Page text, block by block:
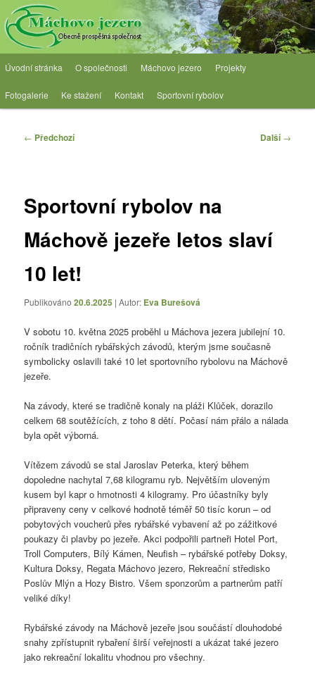
Přejít
k
hlavnímu
obsahu
webu OPS Máchovo jezero
Obecně prospěšná společnost
Hlavní
menu
Úvodní stránka O společnosti Máchovo jezero Projekty
Fotogalerie Ke stažení Kontakt Sportovní rybolov
Navigace
← Předchozí Další→
Sportovní rybolov na
Máchově jezeře letos slaví
10 let!
Publikováno20.6.2025 | Autor: Eva Burešová
V sobotu 10. května 2025 proběhl u Máchova jezera jubilejní 10.
ročník tradičních rybářských závodů, kterým jsme současně
symbolicky oslavili také 10 let sportovního rybolovu na Máchově
jezeře.
Na závody, které se tradičně konaly na pláži Klůček, dorazilo
celkem 68 soutěžících, z toho 8 dětí. Počasí nám přálo a nálada
byla opět výborná.
Vítězem závodů se stal Jaroslav Peterka, který během
dopoledne nachytal 7,68 kilogramu ryb. Největším uloveným
kusem byl kapr o hmotnosti 4 kilogramy. Pro účastníky byly
připraveny ceny v celkové hodnotě téměř 50 tisíc korun – od
pobytových voucherů přes rybářské vybavení až po zážitkové
poukazy či plavby po jezeře. Akci podpořili partneři Hotel Port,
Troll Computers, Bílý Kámen, Neufish – rybářské potřeby Doksy,
Kultura Doksy, Regata Máchovo jezero, Rekreační středisko
Poslův Mlýn a Hozy Bistro. Všem sponzorům a partnerům patří
veliké díky!
Rybářské závody na Máchově jezeře jsou součástí dlouhodobé
snahy zpřístupnit rybaření širší veřejnosti a ukázat také jezero
jako rekreační lokalitu vhodnou pro všechny.